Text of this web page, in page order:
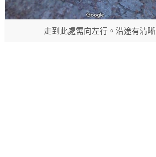
走到此處需向左行。沿途有清晰